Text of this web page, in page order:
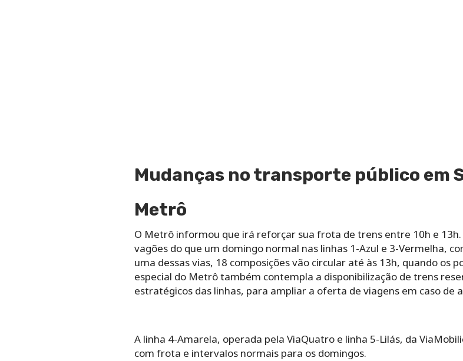
Mudanças no transporte público em
Metrô
O Metrô informou que irá reforçar sua frota de trens entre 10h e 13h.
vagões do que um domingo normal nas linhas 1-Azul e 3-Vermelha,
uma dessas vias, 18 composições vão circular até às 13h, quando os
especial do Metrô também contempla a disponibilização de trens
estratégicos das linhas, para ampliar a oferta de viagens em caso de
A linha 4-Amarela, operada pela ViaQuatro e linha 5-Lilás, da
com frota e intervalos normais para os domingos.